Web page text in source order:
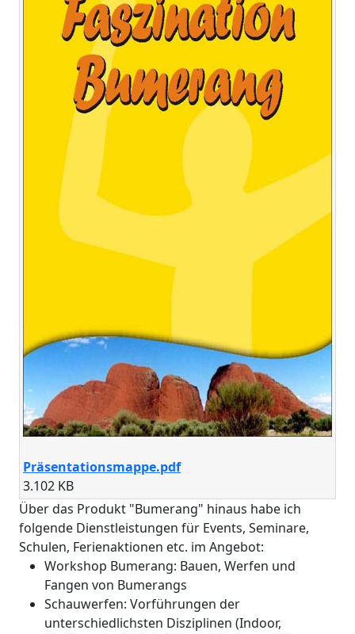
Präsentationsmappe.pdf
3.102 KB
Über das Produkt "Bumerang" hinaus habe ich
folgende Dienstleistungen für Events, Seminare,
Schulen, Ferienaktionen etc. im Angebot:
Workshop Bumerang: Bauen, Werfen und
Fangen von Bumerangs
Schauwerfen: Vorführungen der
unterschiedlichsten Disziplinen (Indoor,